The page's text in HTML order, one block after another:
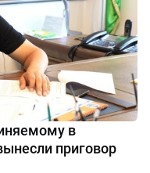
в
приговор